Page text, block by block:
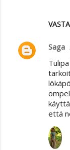
Saga
että